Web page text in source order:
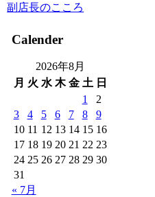
副店長のこころ
Calender
2026年8月
月 火 水 木 金 土 日
1
2
3
4 5 6 7 8
9
10 11 12 13 14 15 16
17 18 19 20 21 22 23
24 25 26 27 28 29 30
31
« 7月